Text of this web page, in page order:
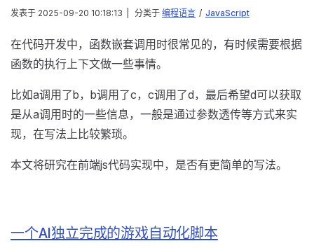
发表于 2025-09-20 10:18:13 分类于 编程语言 / JavaScript
在代码开发中，函数嵌套调用时很常见的，有时候需要根据
函数的执行上下文做一些事情。
比如a调用了b，b调用了c，c调用了d，最后希望d可以获取
是从a调用时的一些信息，一般是通过参数透传等方式来实
现，在写法上比较繁琐。
本文将研究在前端js代码实现中，是否有更简单的写法。
一个AI独立完成的游戏自动化脚本